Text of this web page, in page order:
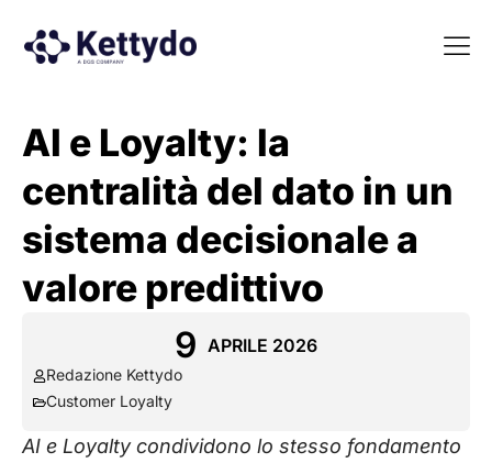
AI e Loyalty: la
centralità del dato in un
sistema decisionale a
valore predittivo
9 APRILE 2026
Redazione Kettydo
Customer Loyalty
AI e Loyalty condividono lo stesso fondamento